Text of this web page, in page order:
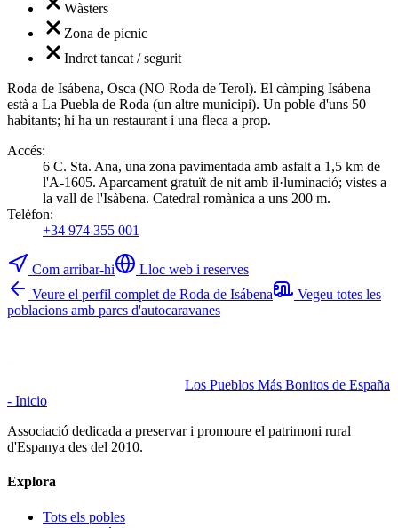
Wàsters
Zona de pícnic
Indret tancat / segurit
Roda de Isábena, Osca (NO Roda de Terol). El càmping Isábena
està a La Puebla de Roda (un altre municipi). Un poble d'uns 50
habitants; hi ha un restaurant i una fleca a prop.
Accés:
6 C. Sta. Ana, una zona pavimentada amb asfalt a 1,5 km de
l'A-1605. Aparcament gratuït de nit amb il·luminació; vistes a
la vall de l'Isàbena. Catedral romànica a uns 200 m.
Telèfon:
+34 974 355 001
Com arribar-hi
Lloc web i reserves
Veure el perfil complet de Roda de Isábena
Vegeu totes les
poblacions amb parcs d'autocaravanes
Los Pueblos Más Bonitos de España
- Inicio
Associació dedicada a preservar i promoure el patrimoni rural
d'Espanya des del 2010.
Explora
Tots els pobles